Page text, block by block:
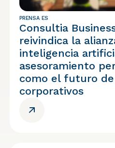
PRENSA ES
Consultia
reivindica la
inteligencia
asesoramiento
como el futuro de
corporativos